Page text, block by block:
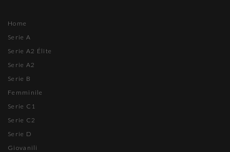
Home
Serie A
Serie A2 Élite
Serie A2
Serie B
Femminile
Serie C1
Serie C2
Serie D
Giovanili